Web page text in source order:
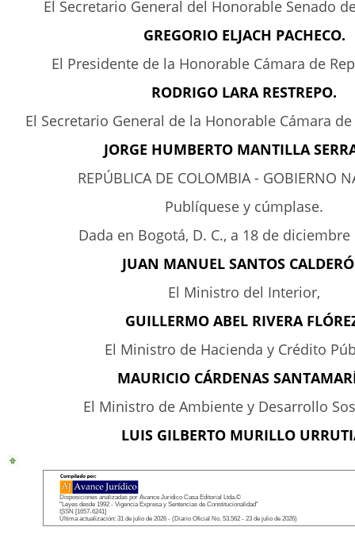
El Secretario General del Honorable Senado
GREGORIO ELJACH PACHECO.
El Presidente de la Honorable Cámara de
RODRIGO LARA RESTREPO.
El Secretario General de la Honorable Cámara
JORGE HUMBERTO MANTILLA
REPÚBLICA DE COLOMBIA - GOBIERNO
Publíquese y cúmplase.
Dada en Bogotá, D. C., a 18 de diciembre
JUAN MANUEL SANTOS
El Ministro del Interior,
GUILLERMO ABEL RIVERA
El Ministro de Hacienda y Crédito
MAURICIO CÁRDENAS
El Ministro de Ambiente y Desarrollo
LUIS GILBERTO MURILLO
Disposiciones analizadas por Avance Jurídico Casa Editorial Ltda.©
"Leyes desde 1992 - Vigencia Expresa y Sentencias de Constitucionalidad"
ISSN [1657-6241]
Última actualización: 31 de julio de 2026 - (Diario Oficial No. 53.562 - 23 de julio de 2026)